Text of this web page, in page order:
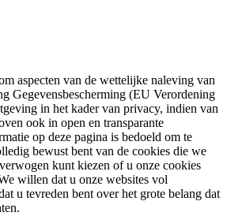
aspecten van de wettelijke naleving van
Gegevensbescherming (EU Verordening
in het kader van privacy, indien van
ook in open en transparante
op deze pagina is bedoeld om te
bewust bent van de cookies die we
kunt kiezen of u onze cookies
willen dat u onze websites vol
u tevreden bent over het grote belang dat